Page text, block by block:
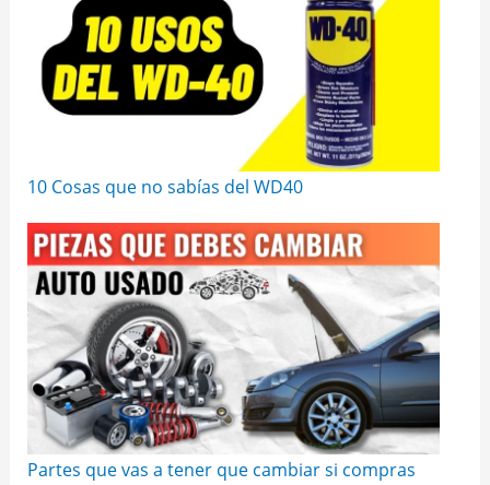
10 Cosas que no sabías del WD40
Partes que vas a tener que cambiar si compras